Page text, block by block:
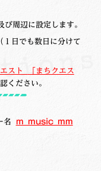
周辺に設定します。
日でも数日に分けて
スト
「まちクエス
ください。
名 m_music_mm